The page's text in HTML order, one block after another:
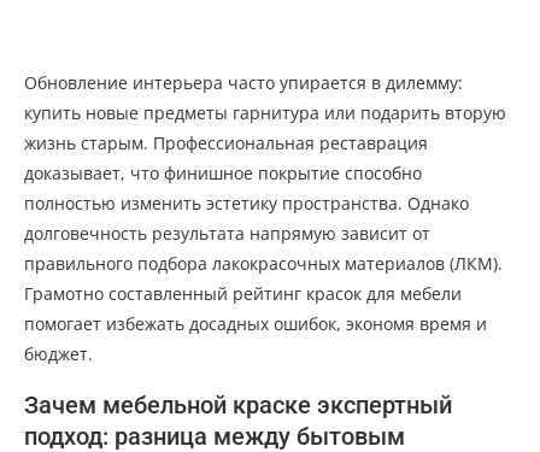
Обновление интерьера часто упирается в дилемму:
купить новые предметы гарнитура или подарить вторую
жизнь старым. Профессиональная реставрация
доказывает, что финишное покрытие способно
полностью изменить эстетику пространства. Однако
долговечность результата напрямую зависит от
правильного подбора лакокрасочных материалов (ЛКМ).
Грамотно составленный рейтинг красок для мебели
помогает избежать досадных ошибок, экономя время и
бюджет.
Зачем мебельной краске экспертный
подход: разница между бытовым